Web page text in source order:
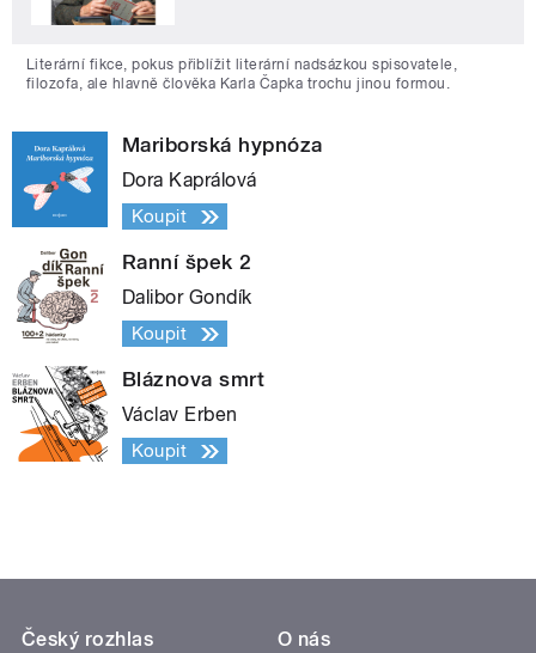
Literární fikce, pokus přiblížit literární nadsázkou spisovatele,
filozofa, ale hlavně člověka Karla Čapka trochu jinou formou.
Mariborská hypnóza
Dora Kaprálová
Koupit
Ranní špek 2
Dalibor Gondík
Koupit
Bláznova smrt
Václav Erben
Koupit
Český rozhlas
O nás